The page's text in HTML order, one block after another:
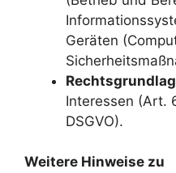
Geräten
Interessen (Art.
DSGVO).
Weitere Hinweise zu